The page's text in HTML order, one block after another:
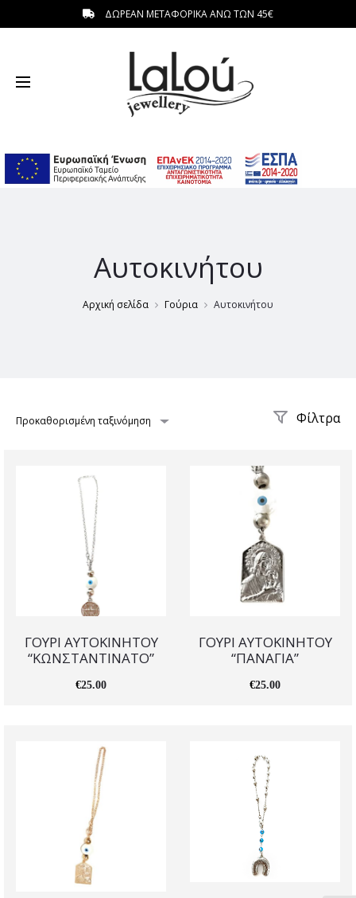
ΔΩΡΕΑΝ ΜΕΤΑΦΟΡΙΚΑ ΑΝΩ ΤΩΝ 45€
Αυτοκινήτου
Αρχική σελίδα Γούρια Αυτοκινήτου
Προκαθορισμένη ταξινόμηση Φίλτρα
ΓΟΥΡΙ ΑΥΤΟΚΙΝΗΤΟΥ
“ΚΩΝΣΤΑΝΤΙΝΑΤΟ”
€25.00
ΓΟΥΡΙ ΑΥΤΟΚΙΝΗΤΟΥ
“ΠΑΝΑΓΙΑ”
€25.00